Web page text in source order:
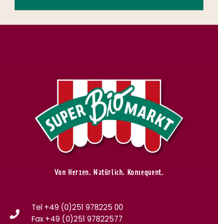
Von Herzen. Natürlich. Konsequent.
Tel +49 (0)251 978225 00
Fax +49 (0)251 97822577